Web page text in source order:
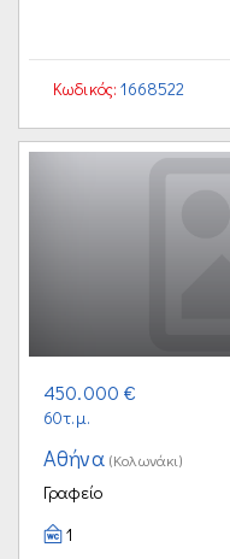
Κωδικός: 1668522
450.000 €
60τ.μ.
Αθήνα (Κολωνάκι)
Γραφείο
1